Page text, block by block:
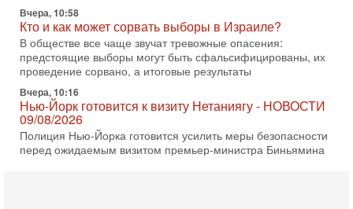
Вчера, 10:58
Кто и как может сорвать выборы в Израиле?
В обществе все чаще звучат тревожные опасения:
предстоящие выборы могут быть сфальсифицированы, их
проведение сорвано, а итоговые результаты
Вчера, 10:16
Нью-Йорк готовится к визиту Нетаниягу - НОВОСТИ
09/08/2026
Полиция Нью-Йорка готовится усилить меры безопасности
перед ожидаемым визитом премьер-министра Биньямина